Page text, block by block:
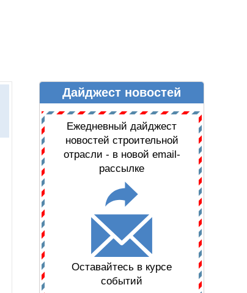
ДАЙДЖЕСТ НОВОСТЕЙДайджест новостей
Ежедневный дайджест
новостей строительной
отрасли - в новой email-
рассылке
Оставайтесь в курсе
событий